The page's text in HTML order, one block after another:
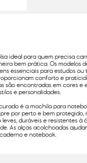
ideal para quem precisa
bem prática. Os modelos
essenciais para estudos ou
conforto e
são encontradas em cores e
e personalidades.
é a mochila para
por perto e bem protegido,
duráveis e resistentes à
As alças acolchoadas
e notebook.